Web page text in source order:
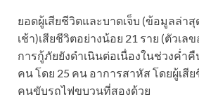
ยอดผู้เสียชีวิตและบาดเจ็บ (ข้อมูลล่าสุ
เช้า)เสียชีวิตอย่างน้อย 21 ราย (ตัวเล
การกู้ภัยยังดำเนินต่อเนื่องในช่วงค่ำคื
คน โดย 25 คน อาการสาหัส โดยผู้เสี
คนขับรถไฟขบวนที่สองด้วย